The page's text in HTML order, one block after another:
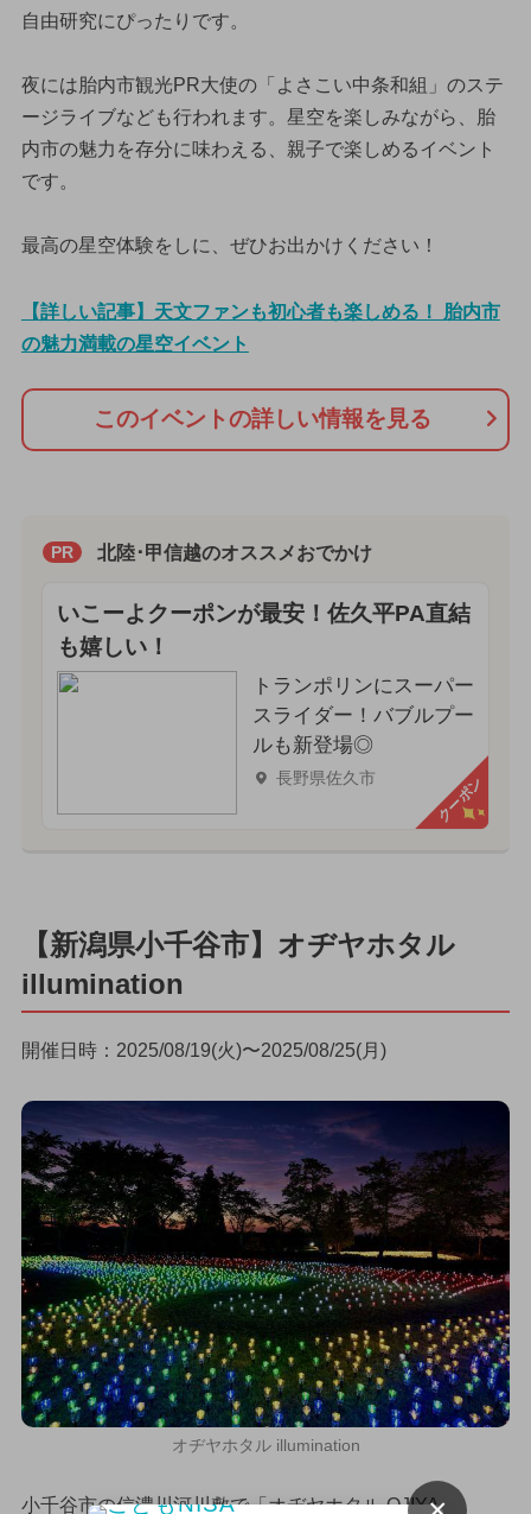
自由研究にぴったりです。
夜には胎内市観光PR大使の「よさこい中条和組」のステ
ージライブなども行われます。星空を楽しみながら、胎
内市の魅力を存分に味わえる、親子で楽しめるイベント
です。
最高の星空体験をしに、ぜひお出かけください！
【詳しい記事】天文ファンも初心者も楽しめる！ 胎内市
の魅力満載の星空イベント
このイベントの詳しい情報を見る
PR 北陸･甲信越のオススメおでかけ
いこーよクーポンが最安！佐久平PA直結
も嬉しい！
トランポリンにスーパー
スライダー！バブルプー
ルも新登場◎
長野県佐久市 クーポン
【新潟県小千谷市】オヂヤホタル
illumination
開催日時：2025/08/19(火)〜2025/08/25(月)
オヂヤホタル illumination
小千谷市の信濃川河川敷で「オヂヤホタル OJIYA